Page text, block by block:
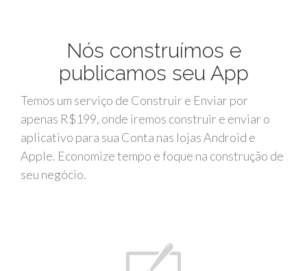
Nós construímos e
publicamos seu App
Temos um serviço de Construir e Enviar por
apenas R$199, onde iremos construir e enviar o
aplicativo para sua Conta nas lojas Android e
Apple. Economize tempo e foque na construção de
seu negócio.